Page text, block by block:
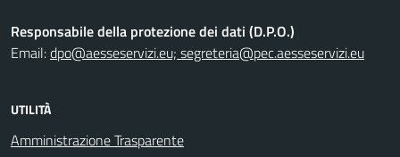
Responsabile della protezione dei dati (D.P.O.)
Email:dpo@aesseservizi.eu; segreteria@pec.aesseservizi.eu
UTILITÀ
Amministrazione Trasparente